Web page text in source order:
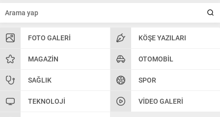
FOTO GALERI KÖŞE YAZILARI
MAGAZIN OTOMOBIL
SAĞLIK SPOR
TEKNOLOJI VIDEO GALERI